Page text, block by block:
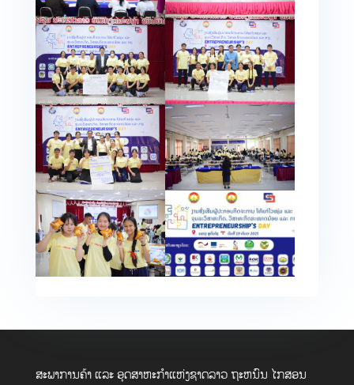
ສະພາການຄ້າ ແລະ ອຸດສາຫະກໍາແຫ່ງຊາດລາວ ຖະຫນົນ ໄກສອນ